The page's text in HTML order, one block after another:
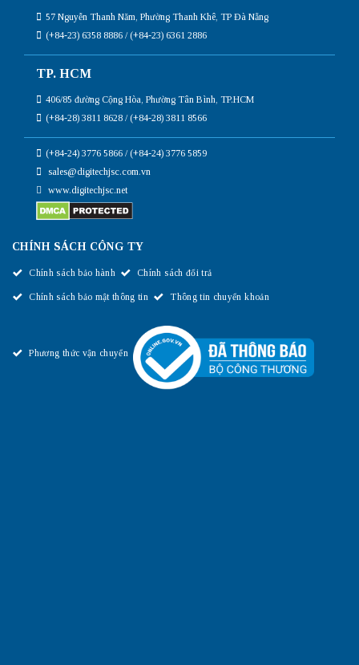
57 Nguyễn Thanh Năm, Phường Thanh Khê, TP Đà Nẵng
(+84-23) 6358 8886 / (+84-23) 6361 2886
TP. HCM
406/85 đường Cộng Hòa, Phường Tân Bình, TP.HCM
(+84-28) 3811 8628 / (+84-28) 3811 8566
(+84-24) 3776 5866 / (+84-24) 3776 5859
sales@digitechjsc.com.vn
www.digitechjsc.net
CHÍNH SÁCH CÔNG TY
Chính sách bảo hành Chính sách đổi trả
Chính sách bảo mật thông tin Thông tin chuyển khoản
Phương thức vận chuyển